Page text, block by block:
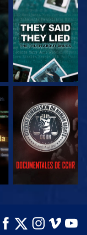
VE
VE
EXPLORA LAS
SERIES